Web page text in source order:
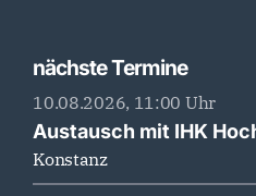
nächste Termine
10.08.2026, 11:00 Uhr
Austausch mit IHK
Konstanz